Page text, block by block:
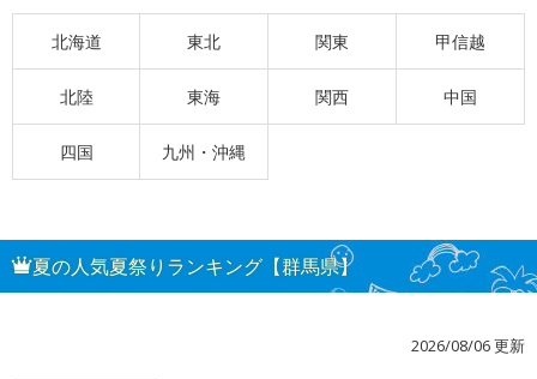
北海道 東北 関東 甲信越
北陸 東海 関西 中国
四国 九州・沖縄
夏の人気夏祭りランキング【群馬県】
2026/08/06 更新